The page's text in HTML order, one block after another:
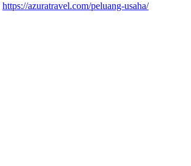
https://azuratravel.com/peluang-usaha/